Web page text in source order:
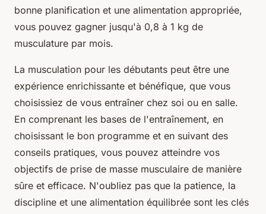
bonne planification et une alimentation appropriée,
vous pouvez gagner jusqu'à 0,8 à 1 kg de
musculature par mois.
La musculation pour les débutants peut être une
expérience enrichissante et bénéfique, que vous
choisissiez de vous entraîner chez soi ou en salle.
En comprenant les bases de l'entraînement, en
choisissant le bon programme et en suivant des
conseils pratiques, vous pouvez atteindre vos
objectifs de prise de masse musculaire de manière
sûre et efficace. N'oubliez pas que la patience, la
discipline et une alimentation équilibrée sont les clés